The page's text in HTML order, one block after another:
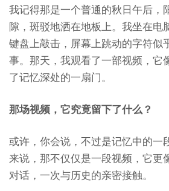
我记得那是一个普通的秋日午后，
隙，斑驳地洒在地板上。我坐在电
键盘上敲击，屏幕上跳动的字符似
事。那天，我观看了一部视频，它
了记忆深处的一扇门。
那场视频，它究竟留下了什么？
或许，你会说，不过是记忆中的一
来说，那不仅仅是一段视频，它更
对话，一次与历史的亲密接触。